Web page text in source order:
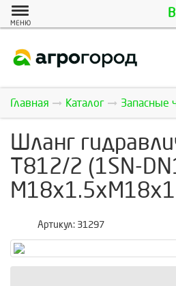
МЕНЮ
Главная Каталог Запасные
Шланг
Т812/2 (1SN-
Артикул: 31297